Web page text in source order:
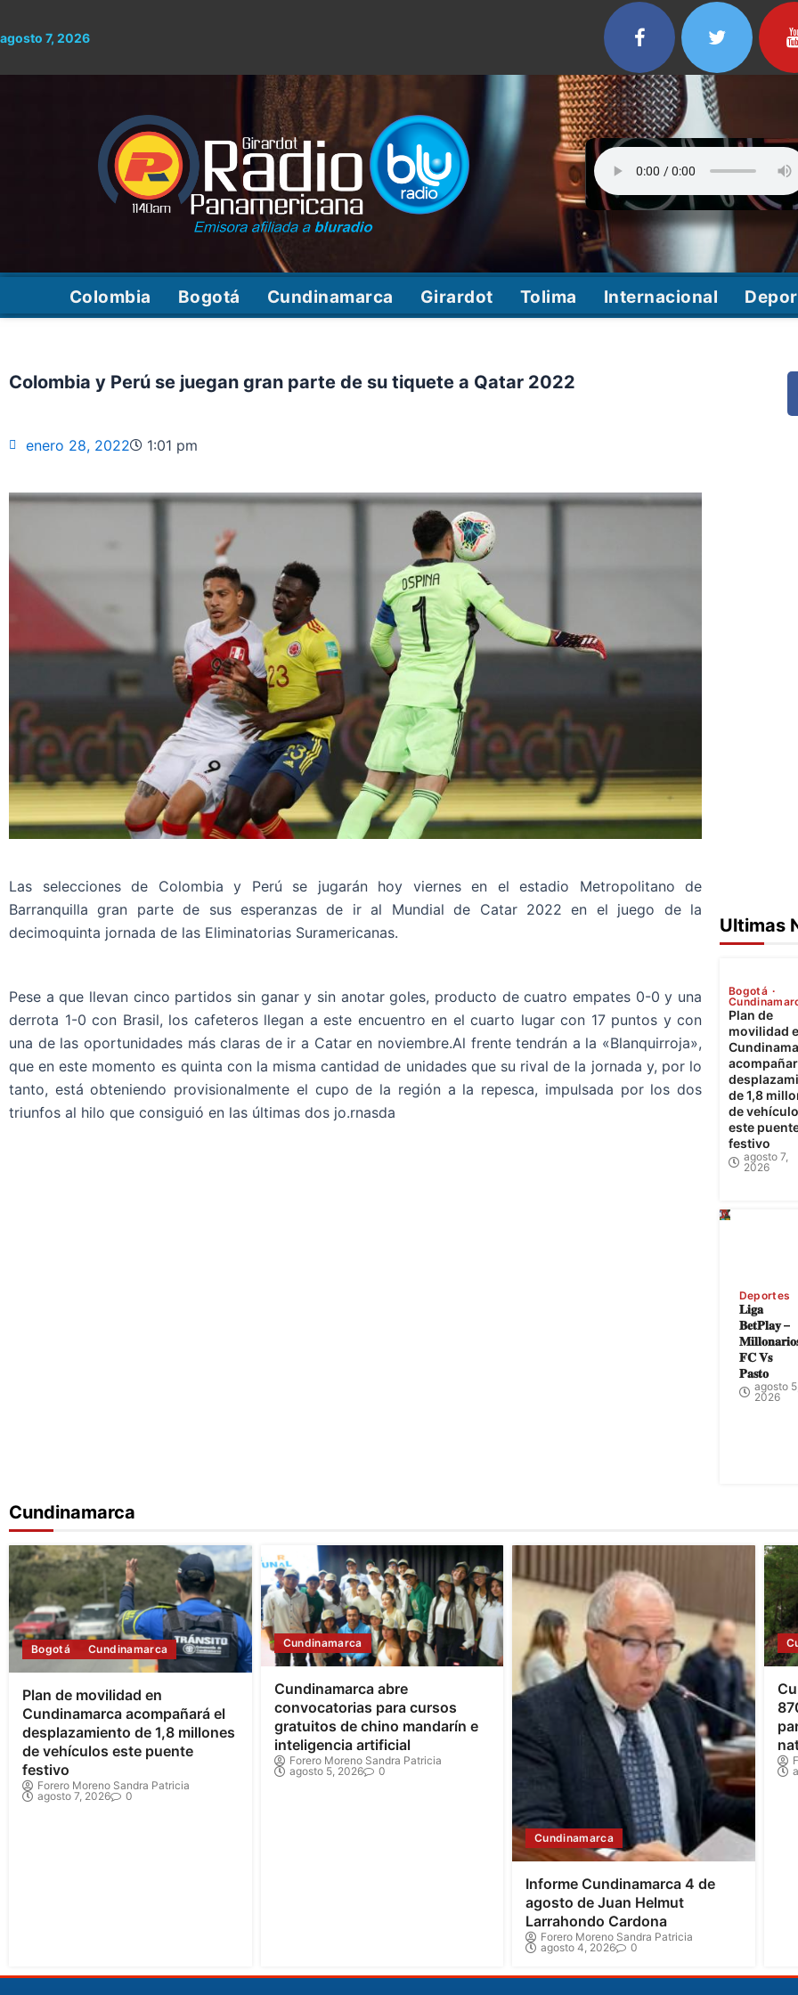
al
agosto 7, 2026
Colombia Bogotá Cundinamarca Girardot Tolima Internacional
Colombia y Perú se juegan gran parte de su tiquete a Qatar 2022
enero 28, 2022 1:01 pm
Las selecciones de Colombia y Perú se jugarán hoy viernes en el estadio Metropolitano de
Barranquilla gran parte de sus esperanzas de ir al Mundial de Catar 2022 en el juego de la
decimoquinta jornada de las Eliminatorias Suramericanas.
Pese a que llevan cinco partidos sin ganar y sin anotar goles, producto de cuatro empates 0-0 y una
derrota 1-0 con Brasil, los cafeteros llegan a este encuentro en el cuarto lugar con 17 puntos y con
una de las oportunidades más claras de ir a Catar en noviembre.Al frente tendrán a la «Blanquirroja»,
que en este momento es quinta con la misma cantidad de unidades que su rival de la jornada y, por lo
tanto, está obteniendo provisionalmente el cupo de la región a la repesca, impulsada por los dos
triunfos al hilo que consiguió en las últimas dos jo.rnasda
Ultimas
Bogotá
Plan de
movilidad
de 1,8
de
este
festivo
agosto 7,
2026
Deportes
𝐋𝐢𝐠𝐚
𝐁𝐞𝐭𝐏𝐥𝐚𝐲 –
𝐅𝐂 𝐕𝐬
𝐏𝐚𝐬𝐭𝐨
agosto
2026
Cundinamarca
Bogotá Cundinamarca
Plan de movilidad en
Cundinamarca acompañará el
desplazamiento de 1,8 millones
de vehículos este puente
festivo
Forero Moreno Sandra Patricia
agosto 7, 2026
0
Cundinamarca
Cundinamarca abre
convocatorias para cursos
gratuitos de chino mandarín e
inteligencia artificial
Forero Moreno Sandra Patricia
agosto 5, 2026
0
Cundinamarca
Informe Cundinamarca 4 de
agosto de Juan Helmut
Larrahondo Cardona
Forero Moreno Sandra Patricia
agosto 4, 2026
0